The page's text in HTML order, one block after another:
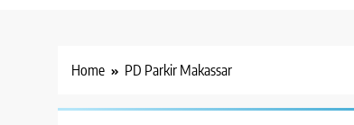
Home PD Parkir Makassar